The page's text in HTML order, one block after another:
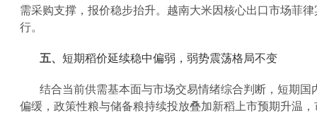
需采购支撑，报价稳步抬升。越南大米因核心出口市场菲
行。
五、短期稻价延续稳中偏弱，弱势震荡格局不变
结合当前供需基本面与市场交易情绪综合判断，短期
偏缓，政策性粮与储备粮持续投放叠加新稻上市预期升温